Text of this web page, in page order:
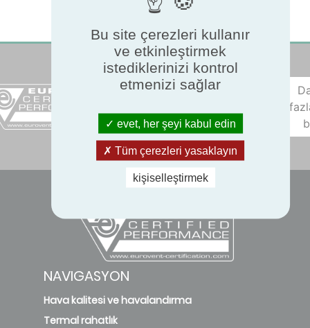
ürün türü seçin.
NAVIGASYON
Hava kalitesi ve havalandırma
Termal rahatlık
Bu site çerezleri kullanır
ve etkinleştirmek
istediklerinizi kontrol
etmenizi sağlar
evet, her şeyi kabul edin
Tüm çerezleri yasaklayın
kişiselleştirmek